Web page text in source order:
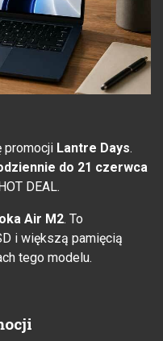
promocji Lantre Days.
do 21 czerwca
DEAL.
Air M2. To
i większą pamięcią
tego modelu.